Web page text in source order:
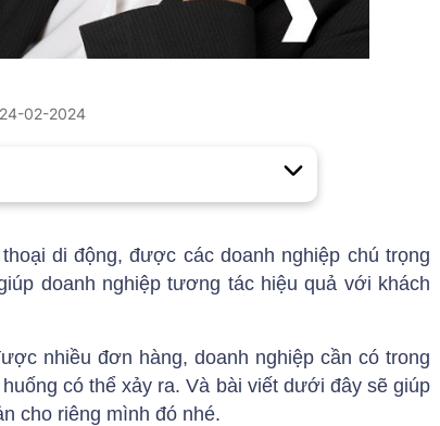
24-02-2024
di động, được các doanh nghiệp chú trọng
doanh nghiệp tương tác hiệu quả với khách
nhiều đơn hàng, doanh nghiệp cần có trong
có thể xảy ra. Và bài viết dưới đây sẽ giúp
cho riêng mình đó nhé.